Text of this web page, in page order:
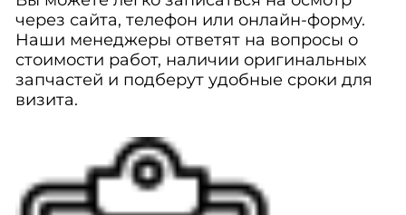
через сайта, телефон или онлайн-форму.
Наши менеджеры ответят на вопросы о
стоимости работ, наличии оригинальных
запчастей и подберут удобные сроки для
визита.